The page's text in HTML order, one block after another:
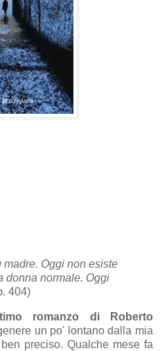
Oggi non esiste
donna normale. Oggi
404)
romanzo di Roberto
un po' lontano dalla mia
preciso. Qualche mese fa